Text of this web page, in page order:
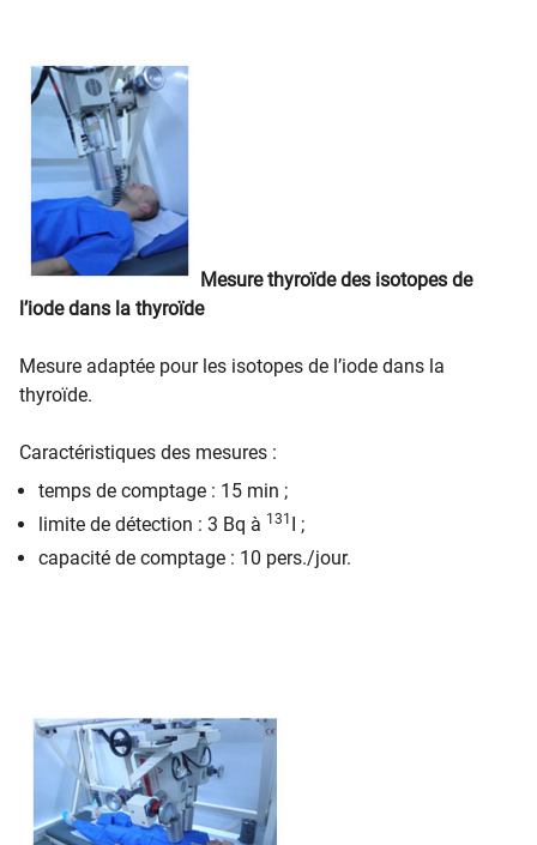
Mesure thyroïde des isotopes de
l’iode dans la thyroïde
Mesure adaptée pour les isotopes de l’iode dans la
thyroïde.
Caractéristiques des mesures :
temps de comptage : 15 min ;
limite de détection : 3 Bq à 131 I ;
capacité de comptage : 10 pers./jour.